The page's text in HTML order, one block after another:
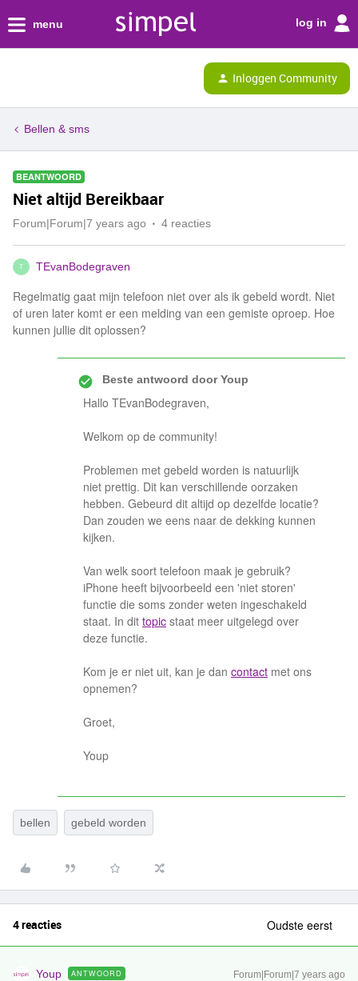
menu log in
Inloggen Community
Bellen & sms
BEANTWOORD
Niet altijd Bereikbaar
Forum|Forum|7 years ago 4 reacties
T TEvanBodegraven
Regelmatig gaat mijn telefoon niet over als ik gebeld wordt. Niet
of uren later komt er een melding van een gemiste oproep. Hoe
kunnen jullie dit oplossen?
Beste antwoord doorYoup
Hallo TEvanBodegraven,
Welkom op de community!
Problemen met gebeld worden is natuurlijk
niet prettig. Dit kan verschillende oorzaken
hebben. Gebeurd dit altijd op dezelfde locatie?
Dan zouden we eens naar de dekking kunnen
kijken.
Van welk soort telefoon maak je gebruik?
iPhone heeft bijvoorbeeld een 'niet storen'
functie die soms zonder weten ingeschakeld
staat. In dit topic staat meer uitgelegd over
deze functie.
Kom je er niet uit, kan je dan contact met ons
opnemen?
Groet,
Youp
bellen gebeld worden
4 reacties Oudste eerst
Youp ANTWOORD Forum|Forum|7 years ago